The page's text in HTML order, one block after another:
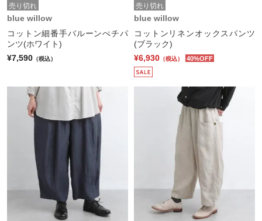
売り切れ
blue willow
コットン細番手バルーンぺチパ
ンツ(ホワイト)
¥7,590 （税込）
売り切れ
blue willow
コットンリネンオックスパンツ
(ブラック)
¥6,930 （税込） 40%OFF